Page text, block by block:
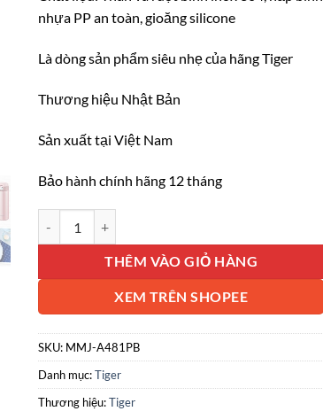
nhựa PP an toàn, gioăng silicone
Là dòng sản phẩm siêu nhẹ của hãng Tiger
Thương hiệu Nhật Bản
Sản xuất tại Việt Nam
Bảo hành chính hãng 12 tháng
THÊM VÀO GIỎ HÀNG
XEM TRÊN SHOPEE
SKU: MMJ-A481PB
Danh mục:Tiger
Thương hiệu:Tiger